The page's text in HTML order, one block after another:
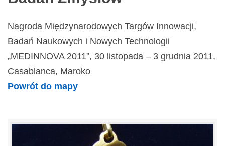
Nagroda Międzynarodowych Targów Innowacji,
Badań Naukowych i Nowych Technologii
„MEDINNOVA 2011”, 30 listopada – 3 grudnia 2011,
Casablanca, Maroko
Powrót do mapy